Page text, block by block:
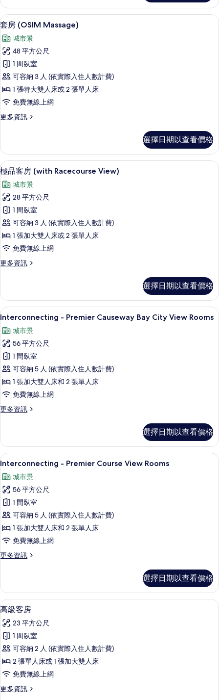
的
詳
情
顯
示
套
房
(OSIM
Massage)
的
所
有
套房 (OSIM Massage) | 低過敏寢具、
11
套房 (OSIM Massage)
城市景
48 平方公尺
1 間臥室
可容納 3 人 (依實際入住人數計費)
1 張特大雙人床或 2 張單人床
免費無線上網
更多資訊
更
(OSIM
Massage)
的
情
選擇日期以查看價格
顯
示
極
品
客
房
(with
Racecourse
View)
有
相
片
低過敏寢具、羽絨被、迷你吧、客房
13
極品客房 (with Racecourse View)
城市景
28 平方公尺
1 間臥室
可容納 3 人 (依實際入住人數計費)
1 張加大雙人床或 2 張單人床
免費無線上網
更多資訊
更
客
房
(with
View)
的
詳
情
選擇日期以查看價格
顯
示
Interconnecting
-
Premier
Causeway
Bay
City
View
Rooms
所
有
相
片
低過敏寢具、羽絨被、迷你吧、客房
9
Interconnecting - Premier Causeway Bay City View Rooms
城市景
56 平方公尺
1 間臥室
可容納 5 人 (依實際入住人數計費)
1 張加大雙人床和 2 張單人床
免費無線上網
更多資訊
更
Premier
Causeway
Bay
View
Rooms
的
詳
情
選擇日期以查看價格
顯
示
Interconnecting
-
Premier
Course
View
Rooms
的
相
片
低過敏寢具、羽絨被、迷你吧、客房
10
Interconnecting - Premier Course View Rooms
城市景
56 平方公尺
1 間臥室
可容納 5 人 (依實際入住人數計費)
1 張加大雙人床和 2 張單人床
免費無線上網
更多資訊
更
Premier
Course
View
的
詳
選擇日期以查看價格
顯
示
高
級
客
房
的
所
低過敏寢具、羽絨被、迷你吧、客房
6
高級客房
23 平方公尺
1 間臥室
可容納 2 人 (依實際入住人數計費)
2 張單人床或 1 張加大雙人床
免費無線上網
更多資訊
更